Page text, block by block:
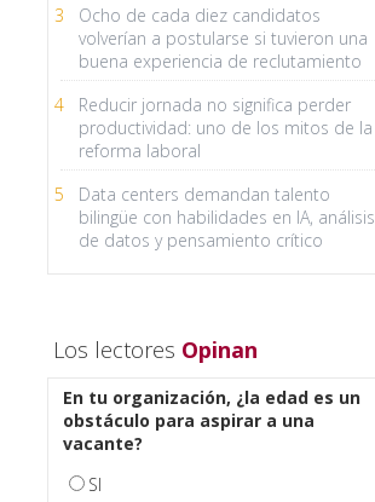
3
Ocho de cada diez candidatos
volverían a postularse si tuvieron una
buena experiencia de reclutamiento
4
Reducir jornada no significa perder
productividad: uno de los mitos de la
reforma laboral
5
Data centers demandan talento
bilingüe con habilidades en IA, análisis
de datos y pensamiento crítico
Los lectores Opinan
En tu organización, ¿la edad es un
obstáculo para aspirar a una
vacante?
SI